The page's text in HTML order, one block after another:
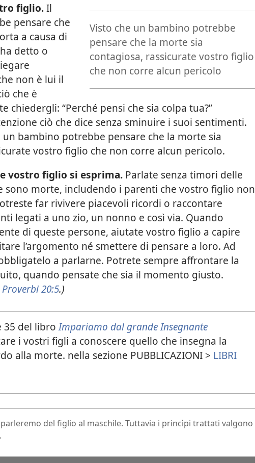
Visto che un bambino potrebbe
pensare che la morte sia
contagiosa, rassicurate vostro figlio
che non corre alcun pericolo
figlio.Il
pensare che
a causa di
detto o
non è lui il
che è
chiedergli: “Perché pensi che sia colpa tua?”
ciò che dice senza sminuire i suoi sentimenti.
bambino potrebbe pensare che la morte sia
vostro figlio che non corre alcun pericolo.
vostro figlio si esprima. Parlate senza timori delle
sono morte, includendo i parenti che vostro figlio non
far rivivere piacevoli ricordi o raccontare
legati a uno zio, un nonno e così via. Quando
di queste persone, aiutate vostro figlio a capire
l’argomento né smettere di pensare a loro. Ad
a parlarne. Potrete sempre affrontare la
quando pensate che sia il momento giusto.
Proverbi 20:5.)
35 del libroImpariamo dal grande Insegnante
i vostri figli a conoscere quello che insegna la
alla morte. nella sezione PUBBLICAZIONI > LIBRI
del figlio al maschile. Tuttavia i princìpi trattati valgono